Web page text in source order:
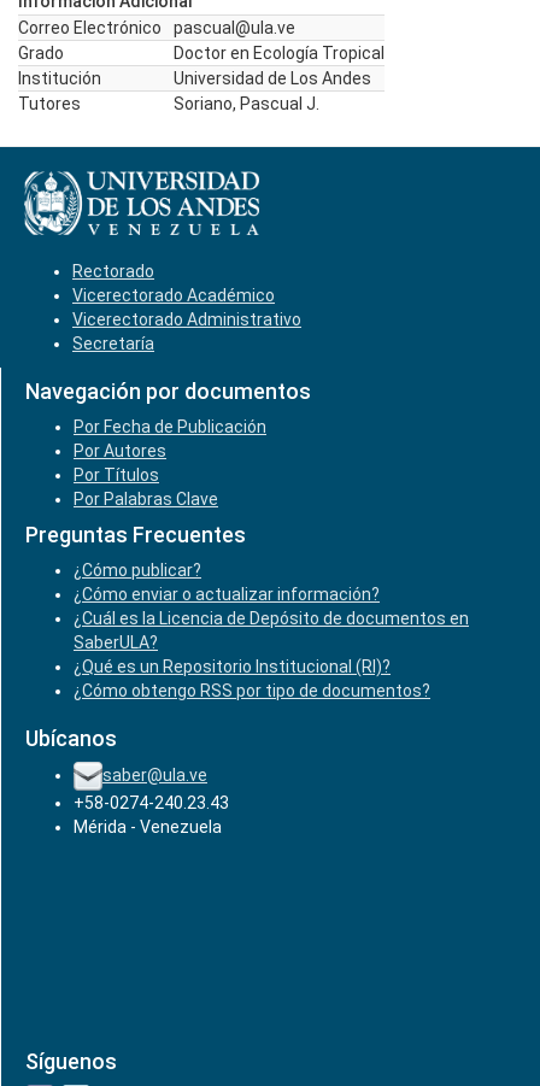
Correo Electrónico
pascual@ula.ve
Grado
Doctor en Ecología Tropical
Institución
Universidad de Los Andes
Tutores
Soriano, Pascual J.
Rectorado
Vicerectorado Académico
Vicerectorado Administrativo
Secretaría
Navegación por documentos
Por Fecha de Publicación
Por Autores
Por Títulos
Por Palabras Clave
Preguntas Frecuentes
¿Cómo publicar?
¿Cómo enviar o actualizar información?
¿Cuál es la Licencia de Depósito de documentos en
SaberULA?
¿Qué es un Repositorio Institucional (RI)?
¿Cómo obtengo RSS por tipo de documentos?
Ubícanos
saber@ula.ve
+58-0274-240.23.43
Mérida - Venezuela
Síguenos